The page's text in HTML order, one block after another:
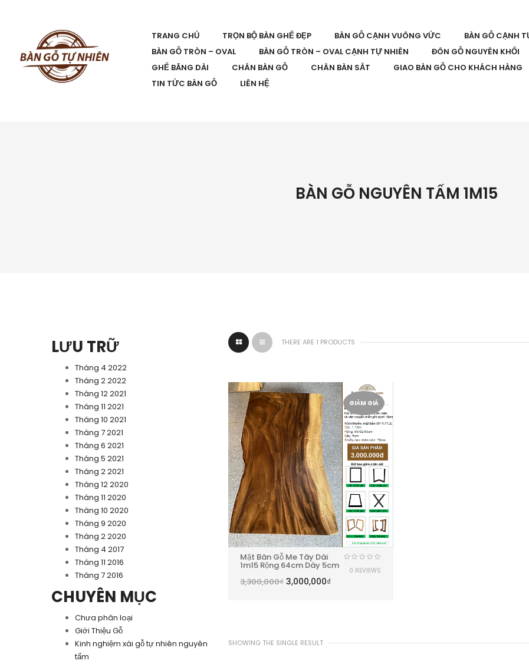
TRANG CHỦ TRỌN BỘ BÀN GHẾ ĐẸP BÀN GỖ CẠNH VUÔNG VỨC
BÀN GỖ CẠNH
BÀN GỖ TRÒN – OVAL
BÀN GỖ TRÒN – OVAL CẠNH TỰ NHIÊN ĐÔN GỖ NGUYÊN KHỐI
GHẾ BĂNG DÀI
CHÂN BÀN GỖ CHÂN BÀN SẮT
GIAO BÀN GỖ CHO KHÁCH HÀNG
TIN TỨC BÀN GỖ
LIÊN HỆ
BÀN GỖ NGUYÊN TẤM 1M15
LƯU TRỮ
Tháng 4 2022
Tháng 2 2022
Tháng 12 2021
Tháng 11 2021
Tháng 10 2021
Tháng 7 2021
Tháng 6 2021
Tháng 5 2021
Tháng 2 2021
Tháng 12 2020
Tháng 11 2020
Tháng 10 2020
Tháng 9 2020
Tháng 2 2020
Tháng 4 2017
Tháng 11 2016
Tháng 7 2016
CHUYÊN MỤC
Chưa phân loại
Giới Thiệu Gỗ
Kinh nghiệm xài gỗ tự nhiên nguyên
tấm
THERE ARE 1 PRODUCTS
GIẢM GIÁ
Mặt Bàn Gỗ Me Tây Dài
1m15 Rộng 64cm Dày 5cm
3,300,000₫ 3,000,000₫
0 REVIEWS
SHOWING THE SINGLE RESULT